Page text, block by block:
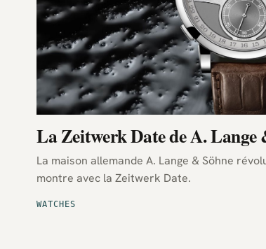
WATCHES
La Zeitwerk Date de A. Lange
La maison allemande A. Lange & Söhne
montre avec la Zeitwerk Date.